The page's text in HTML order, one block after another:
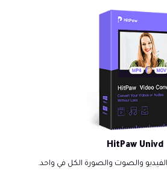
HitPaw Univd
والصوت والصورة الكل في واحد.